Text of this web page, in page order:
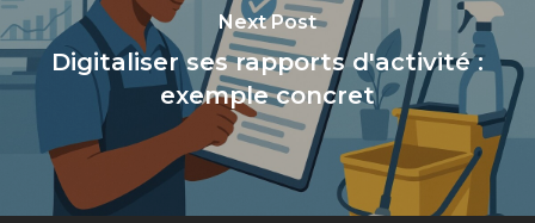
Next Post
Digitaliser ses rapports d'activité :
exemple concret